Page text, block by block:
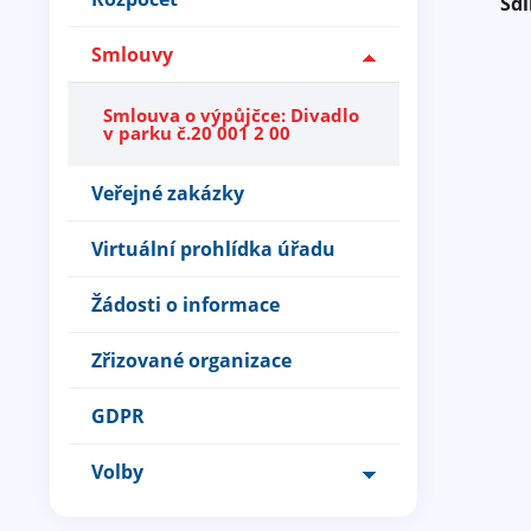
Smlouvy
Smlouva o výpůjčce: Divadlo
v parku č.20 001 2 00
Veřejné zakázky
Virtuální prohlídka úřadu
Žádosti o informace
Zřizované organizace
GDPR
Volby